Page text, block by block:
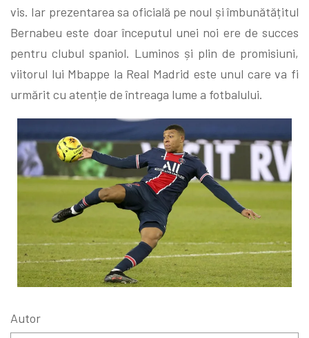
vis. Iar prezentarea sa oficială pe noul și îmbunătățitul
Bernabeu este doar începutul unei noi ere de succes
pentru clubul spaniol. Luminos și plin de promisiuni,
viitorul lui Mbappe la Real Madrid este unul care va fi
urmărit cu atenție de întreaga lume a fotbalului.
Autor